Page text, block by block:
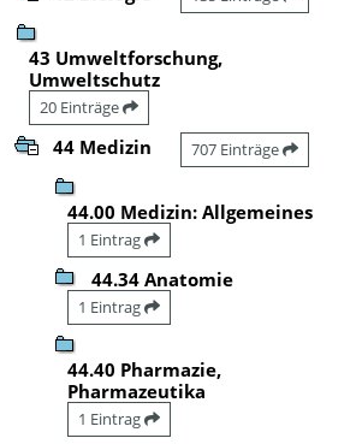
43 Umweltforschung,
Umweltschutz
20 Einträge
44 Medizin 707 Einträge
44.00 Medizin: Allgemeines
1 Eintrag
44.34 Anatomie
1 Eintrag
44.40 Pharmazie,
Pharmazeutika
1 Eintrag